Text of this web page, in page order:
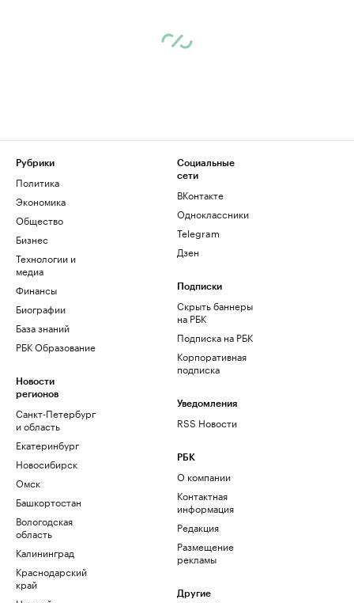
Рубрики
Политика
Экономика
Общество
Бизнес
Технологии и
медиа
Финансы
Биографии
База знаний
РБК Образование
Новости
регионов
Санкт-Петербург
и область
Екатеринбург
Новосибирск
Омск
Башкортостан
Вологодская
область
Калининград
Краснодарский
край
Социальные
сети
ВКонтакте
Одноклассники
Telegram
Дзен
Подписки
Скрыть баннеры
на РБК
Подписка на РБК
Корпоративная
подписка
Уведомления
RSS Новости
РБК
О компании
Контактная
информация
Редакция
Размещение
рекламы
Другие